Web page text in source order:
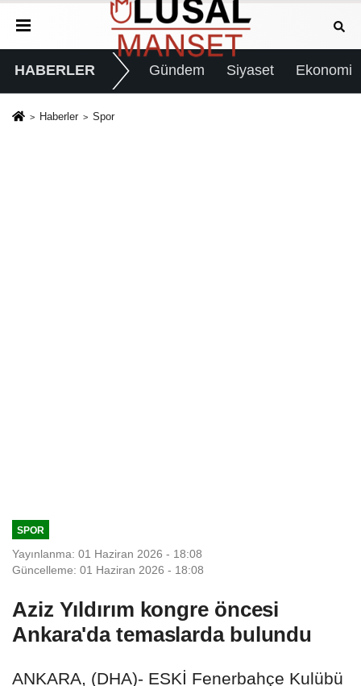
HABERLER Gündem Siyaset Ekonomi
Haberler Spor
SPOR
Yayınlanma: 01 Haziran 2026 - 18:08
Güncelleme: 01 Haziran 2026 - 18:08
Aziz Yıldırım kongre öncesi
Ankara'da temaslarda bulundu
ANKARA, (DHA)- ESKİ Fenerbahçe Kulübü